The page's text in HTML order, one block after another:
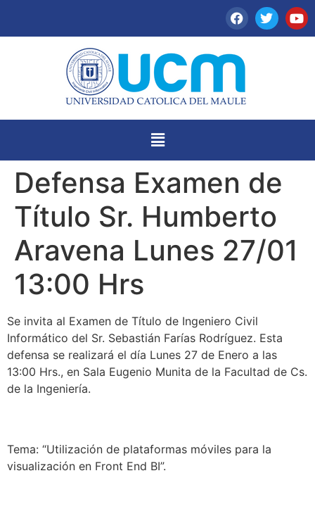
Defensa Examen de
Título Sr. Humberto
Aravena Lunes 27/01
13:00 Hrs
Se invita al Examen de Título de Ingeniero Civil
Informático del Sr. Sebastián Farías Rodríguez. Esta
defensa se realizará el día Lunes 27 de Enero a las
13:00 Hrs., en Sala Eugenio Munita de la Facultad de Cs.
de la Ingeniería.
Tema: “Utilización de plataformas móviles para la
visualización en Front End BI”.